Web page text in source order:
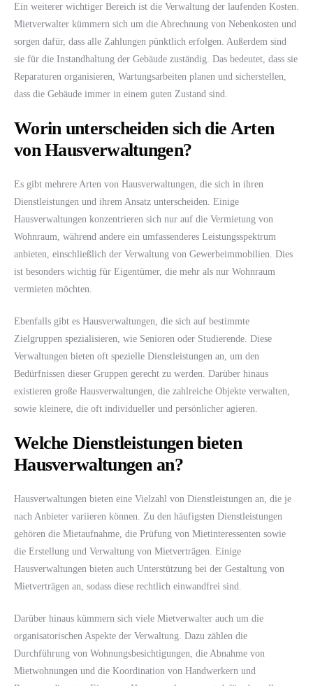
Ein weiterer wichtiger Bereich ist die Verwaltung der laufenden Kosten.
Mietverwalter kümmern sich um die Abrechnung von Nebenkosten und
sorgen dafür, dass alle Zahlungen pünktlich erfolgen. Außerdem sind
sie für die Instandhaltung der Gebäude zuständig. Das bedeutet, dass sie
Reparaturen organisieren, Wartungsarbeiten planen und sicherstellen,
dass die Gebäude immer in einem guten Zustand sind.
Worin unterscheiden sich die Arten
von Hausverwaltungen?
Es gibt mehrere Arten von Hausverwaltungen, die sich in ihren
Dienstleistungen und ihrem Ansatz unterscheiden. Einige
Hausverwaltungen konzentrieren sich nur auf die Vermietung von
Wohnraum, während andere ein umfassenderes Leistungsspektrum
anbieten, einschließlich der Verwaltung von Gewerbeimmobilien. Dies
ist besonders wichtig für Eigentümer, die mehr als nur Wohnraum
vermieten möchten.
Ebenfalls gibt es Hausverwaltungen, die sich auf bestimmte
Zielgruppen spezialisieren, wie Senioren oder Studierende. Diese
Verwaltungen bieten oft spezielle Dienstleistungen an, um den
Bedürfnissen dieser Gruppen gerecht zu werden. Darüber hinaus
existieren große Hausverwaltungen, die zahlreiche Objekte verwalten,
sowie kleinere, die oft individueller und persönlicher agieren.
Welche Dienstleistungen bieten
Hausverwaltungen an?
Hausverwaltungen bieten eine Vielzahl von Dienstleistungen an, die je
nach Anbieter variieren können. Zu den häufigsten Dienstleistungen
gehören die Mietaufnahme, die Prüfung von Mietinteressenten sowie
die Erstellung und Verwaltung von Mietverträgen. Einige
Hausverwaltungen bieten auch Unterstützung bei der Gestaltung von
Mietverträgen an, sodass diese rechtlich einwandfrei sind.
Darüber hinaus kümmern sich viele Mietverwalter auch um die
organisatorischen Aspekte der Verwaltung. Dazu zählen die
Durchführung von Wohnungsbesichtigungen, die Abnahme von
Mietwohnungen und die Koordination von Handwerkern und